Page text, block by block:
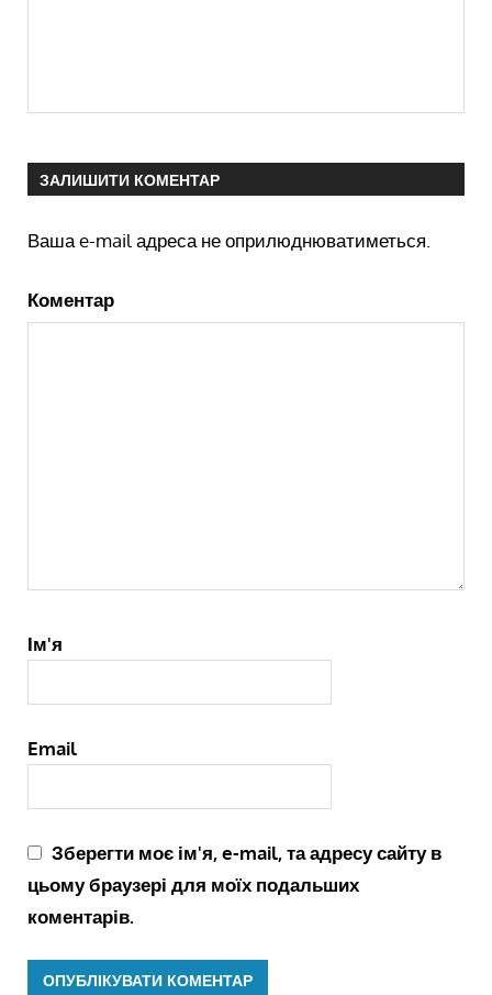
ЗАЛИШИТИ КОМЕНТАР
Ваша e-mail адреса не оприлюднюватиметься.
Коментар
Ім'я
Email
Зберегти моє ім'я, e-mail, та адресу сайту в
цьому браузері для моїх подальших
коментарів.